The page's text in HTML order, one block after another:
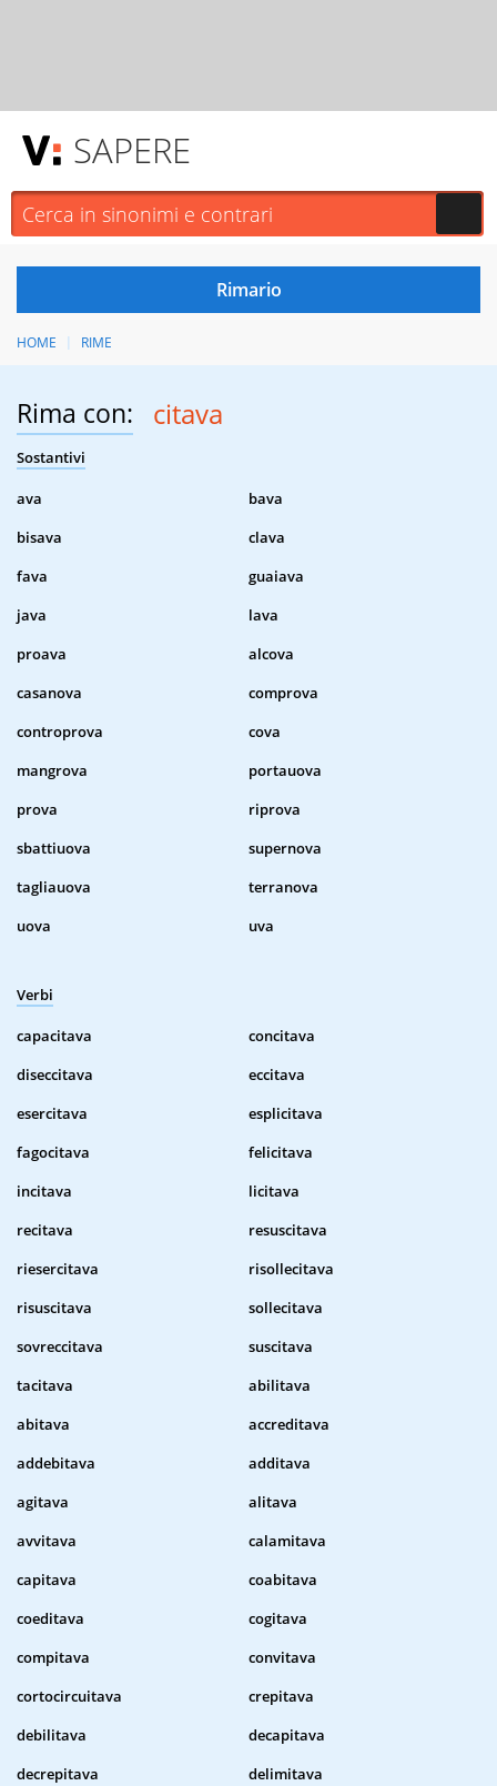
SAPERE
HOME RIME
Rima con: citava
Sostantivi
ava
bava
bisava
clava
fava
guaiava
java
lava
proava
alcova
casanova
comprova
controprova
cova
mangrova
portauova
prova
riprova
sbattiuova
supernova
tagliauova
terranova
uova
uva
Verbi
capacitava
concitava
diseccitava
eccitava
esercitava
esplicitava
fagocitava
felicitava
incitava
licitava
recitava
resuscitava
riesercitava
risollecitava
risuscitava
sollecitava
sovreccitava
suscitava
tacitava
abilitava
abitava
accreditava
addebitava
additava
agitava
alitava
avvitava
calamitava
capitava
coabitava
coeditava
cogitava
compitava
convitava
cortocircuitava
crepitava
debilitava
decapitava
decrepitava
delimitava